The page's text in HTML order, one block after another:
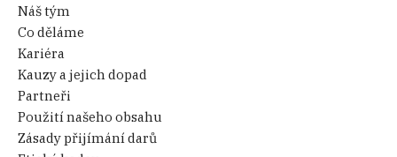
Náš tým
Co děláme
Kariéra
Kauzy a jejich dopad
Partneři
Použití našeho obsahu
Zásady přijímání darů